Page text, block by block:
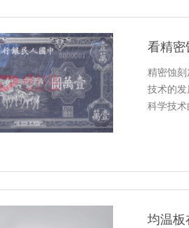
看精密
精密蚀
技术的
科学技
均温板